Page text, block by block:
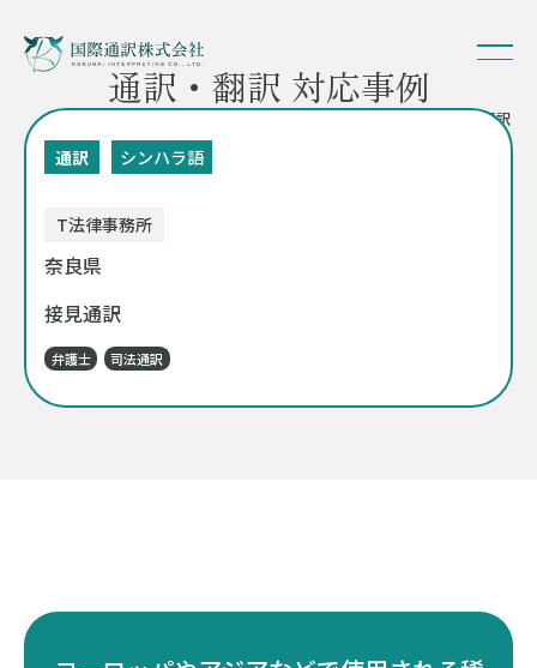
通訳・翻訳 対応事例
- 接見通訳
通訳 シンハラ語
T法律事務所
奈良県
接見通訳
弁護士 司法通訳